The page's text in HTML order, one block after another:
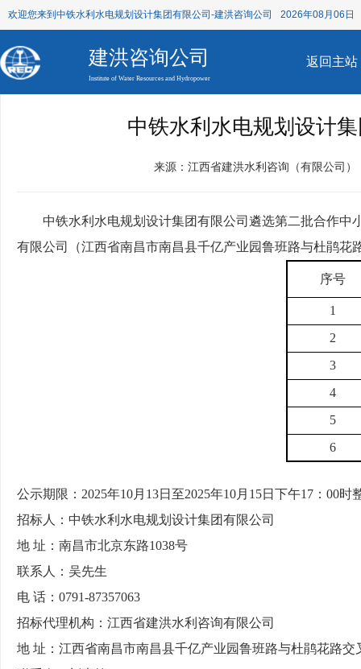
欢迎您来到中铁水利水电规划设计集团有限公司-建洪咨询公司 2026年08月06日
建洪咨询公司
Institute of Water Resources and Hydropower
返回主站
中铁水利水电规划设计
来源：江西省建洪水利咨询（有限公司）
中铁水利水电规划设计集团有限公司遴选第二批合作中
有限公司（江西省南昌市南昌县千亿产业园鲁班路与杜鹃花
序号
1
2
3
4
5
6
公示期限： 2025年10月 13日 至2025年10月 15日 下午17：00时
招标 人： 中铁水利水电规划设计集团有限公司
地 址： 南昌市北京东路1038号
联系 人： 吴先生
电 话： 0791-87357063
招标代理机构：江西省建洪水利咨询有限公司
地 址：江西省南昌市南昌县千亿产业园鲁班路与杜鹃花路交